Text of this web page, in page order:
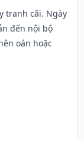
tranh cãi. Ngày
đến nội bộ
oán hoặc